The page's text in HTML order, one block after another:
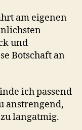
am eigenen
und
Botschaft an
ich passend
anstrengend,
langatmig.